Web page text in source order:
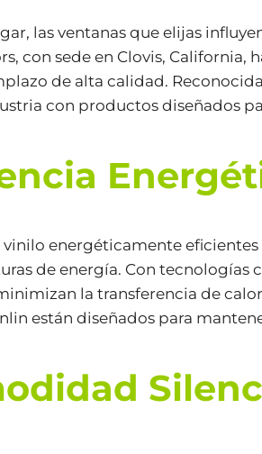
las ventanas que elijas
con sede en Clovis,
de alta calidad.
con productos diseñados
vinilo energéticamente
de energía. Con
la transferencia de
están diseñados para